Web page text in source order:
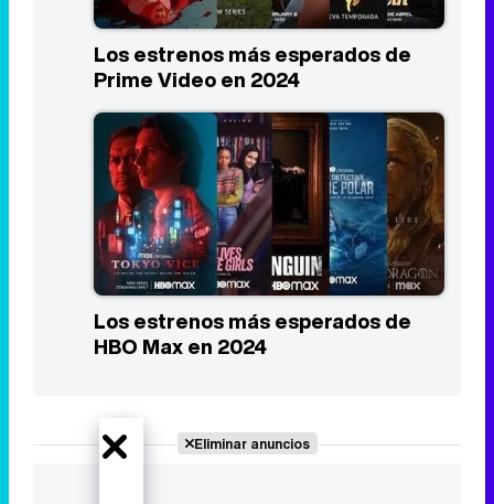
Los estrenos más esperados de
Prime Video en 2024
Los estrenos más esperados de
HBO Max en 2024
Eliminar anuncios